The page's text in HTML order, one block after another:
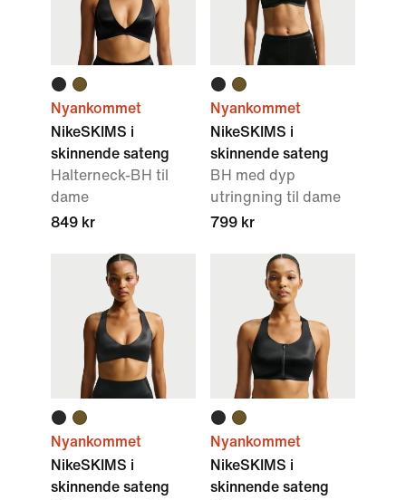
Nyankommet
NikeSKIMS i
skinnende sateng
Halterneck-BH til
dame
849 kr
Nyankommet
NikeSKIMS i
skinnende sateng
BH med dyp
utringning til dame
799 kr
Nyankommet
NikeSKIMS i
skinnende sateng
Nyankommet
NikeSKIMS i
skinnende sateng